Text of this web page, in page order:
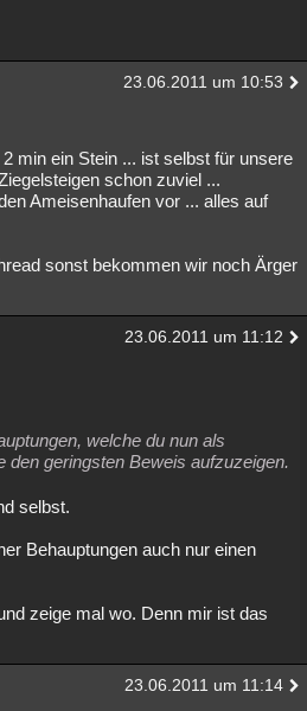
23.06.2011 um 10:53
min ein Stein ... ist selbst für unsere
schon zuviel ...
Ameisenhaufen vor ... alles auf
sonst bekommen wir noch Ärger
23.06.2011 um 11:12
welche du nun als
den geringsten Beweis aufzuzeigen.
selbst.
Behauptungen auch nur einen
zeige mal wo. Denn mir ist das
23.06.2011 um 11:14